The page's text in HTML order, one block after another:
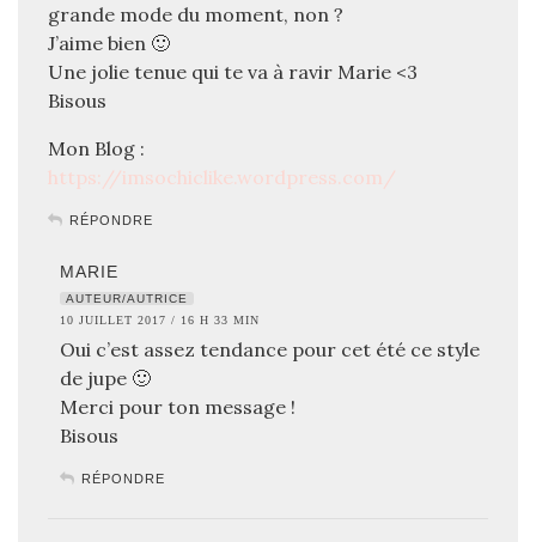
grande mode du moment, non ?
J’aime bien 🙂
Une jolie tenue qui te va à ravir Marie <3
Bisous
Mon Blog :
https://imsochiclike.wordpress.com/
RÉPONDRE
MARIE
AUTEUR/AUTRICE
10 JUILLET 2017 / 16 H 33 MIN
Oui c’est assez tendance pour cet été ce style
de jupe 🙂
Merci pour ton message !
Bisous
RÉPONDRE